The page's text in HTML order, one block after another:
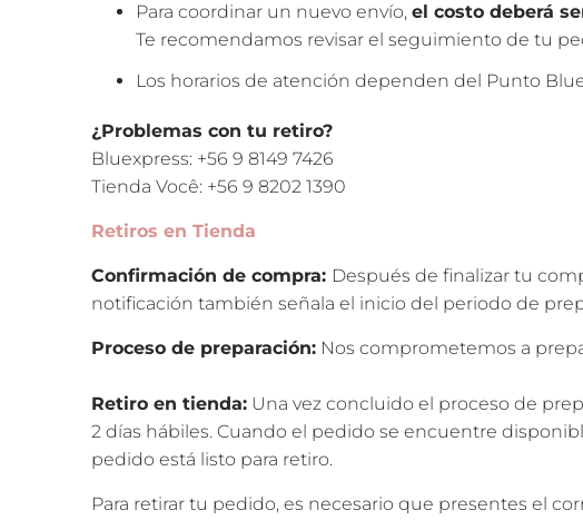
Para coordinar un nuevo envío, el costo deberá
Te recomendamos revisar el seguimiento de tu
Los horarios de atención dependen del Punto
¿Problemas con tu retiro?
Bluexpress: +56 9 8149 7426
Tienda Você: +56 9 8202 1390
Retiros en Tienda
Confirmación de compra: Después de finalizar tu
notificación también señala el inicio del periodo de
Proceso de preparación: Nos comprometemos a
Retiro en tienda: Una vez concluido el proceso de
2 días hábiles. Cuando el pedido se encuentre
pedido está listo para retiro.
Para retirar tu pedido, es necesario que presentes el